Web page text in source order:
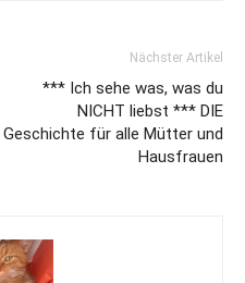
Nächster Artikel
*** Ich sehe was, was du
NICHT liebst *** DIE
Geschichte für alle Mütter und
Hausfrauen